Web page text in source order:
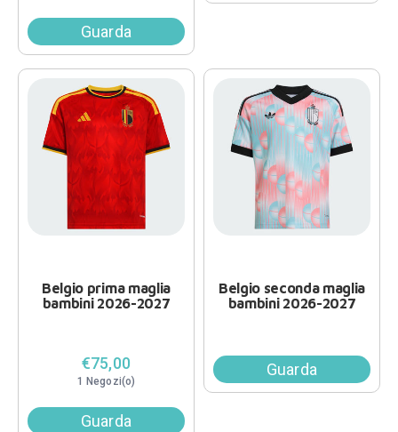
Guarda
Belgio prima maglia
bambini 2026-2027
€75,00
1 Negozi(o)
Guarda
Belgio seconda maglia
bambini 2026-2027
Guarda